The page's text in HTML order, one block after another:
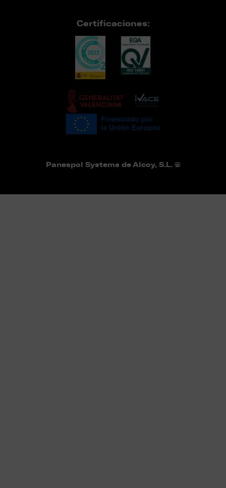
Certificaciones:
Panespol Systems de Alcoy, S.L. ©